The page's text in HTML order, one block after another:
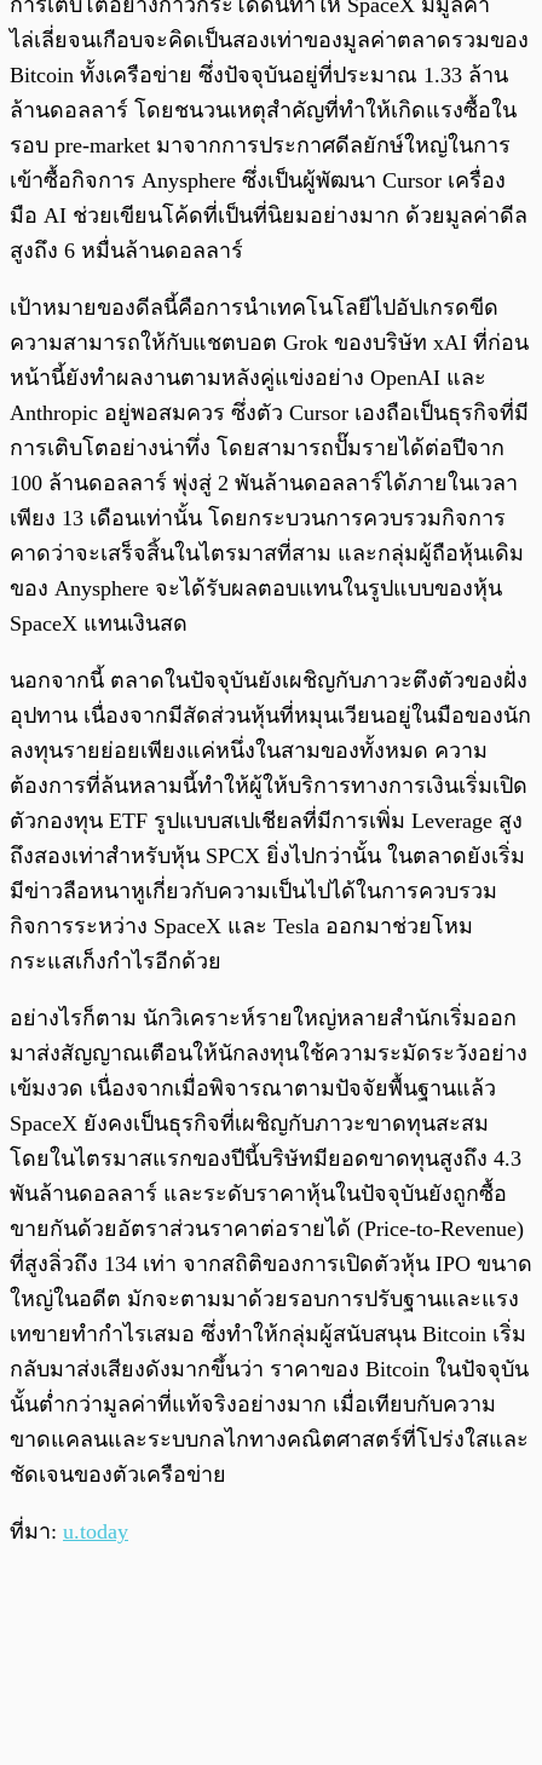
ไล่เลี่ยจนเกือบจะคิดเป็นสองเท่าของมูลค่าตลาดรวมของ
Bitcoin ทั้งเครือข่าย ซึ่งปัจจุบันอยู่ที่ประมาณ 1.33 ล้าน
ล้านดอลลาร์ โดยชนวนเหตุสำคัญที่ทำให้เกิดแรงซื้อใน
รอบ pre-market มาจากการประกาศดีลยักษ์ใหญ่ในการ
เข้าซื้อกิจการ Anysphere ซึ่งเป็นผู้พัฒนา Cursor เครื่อง
มือ AI ช่วยเขียนโค้ดที่เป็นที่นิยมอย่างมาก ด้วยมูลค่าดีล
สูงถึง 6 หมื่นล้านดอลลาร์
เป้าหมายของดีลนี้คือการนำเทคโนโลยีไปอัปเกรดขีด
ความสามารถให้กับแชตบอต Grok ของบริษัท xAI ที่ก่อน
หน้านี้ยังทำผลงานตามหลังคู่แข่งอย่าง OpenAI และ
Anthropic อยู่พอสมควร ซึ่งตัว Cursor เองถือเป็นธุรกิจที่มี
การเติบโตอย่างน่าทึ่ง โดยสามารถปั๊มรายได้ต่อปีจาก
100 ล้านดอลลาร์ พุ่งสู่ 2 พันล้านดอลลาร์ได้ภายในเวลา
เพียง 13 เดือนเท่านั้น โดยกระบวนการควบรวมกิจการ
คาดว่าจะเสร็จสิ้นในไตรมาสที่สาม และกลุ่มผู้ถือหุ้นเดิม
ของ Anysphere จะได้รับผลตอบแทนในรูปแบบของหุ้น
SpaceX แทนเงินสด
นอกจากนี้ ตลาดในปัจจุบันยังเผชิญกับภาวะตึงตัวของฝั่ง
อุปทาน เนื่องจากมีสัดส่วนหุ้นที่หมุนเวียนอยู่ในมือของนัก
ลงทุนรายย่อยเพียงแค่หนึ่งในสามของทั้งหมด ความ
ต้องการที่ล้นหลามนี้ทำให้ผู้ให้บริการทางการเงินเริ่มเปิด
ตัวกองทุน ETF รูปแบบสเปเชียลที่มีการเพิ่ม Leverage สูง
ถึงสองเท่าสำหรับหุ้น SPCX ยิ่งไปกว่านั้น ในตลาดยังเริ่ม
มีข่าวลือหนาหูเกี่ยวกับความเป็นไปได้ในการควบรวม
กิจการระหว่าง SpaceX และ Tesla ออกมาช่วยโหม
กระแสเก็งกำไรอีกด้วย
อย่างไรก็ตาม นักวิเคราะห์รายใหญ่หลายสำนักเริ่มออก
มาส่งสัญญาณเตือนให้นักลงทุนใช้ความระมัดระวังอย่าง
เข้มงวด เนื่องจากเมื่อพิจารณาตามปัจจัยพื้นฐานแล้ว
SpaceX ยังคงเป็นธุรกิจที่เผชิญกับภาวะขาดทุนสะสม
โดยในไตรมาสแรกของปีนี้บริษัทมียอดขาดทุนสูงถึง 4.3
พันล้านดอลลาร์ และระดับราคาหุ้นในปัจจุบันยังถูกซื้อ
ขายกันด้วยอัตราส่วนราคาต่อรายได้ (Price-to-Revenue)
ที่สูงลิ่วถึง 134 เท่า จากสถิติของการเปิดตัวหุ้น IPO ขนาด
ใหญ่ในอดีต มักจะตามมาด้วยรอบการปรับฐานและแรง
เทขายทำกำไรเสมอ ซึ่งทำให้กลุ่มผู้สนับสนุน Bitcoin เริ่ม
กลับมาส่งเสียงดังมากขึ้นว่า ราคาของ Bitcoin ในปัจจุบัน
นั้นต่ำกว่ามูลค่าที่แท้จริงอย่างมาก เมื่อเทียบกับความ
ขาดแคลนและระบบกลไกทางคณิตศาสตร์ที่โปร่งใสและ
ชัดเจนของตัวเครือข่าย
ที่มา: u.today